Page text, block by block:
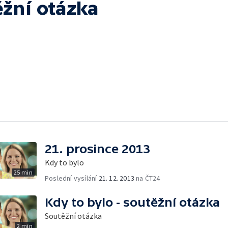
otázka
25 min
21. prosince 2013
Kdy to bylo
Poslední vysílání 21. 12. 2013 na ČT24
2 min
Kdy to bylo - soutěžní otázka
Soutěžní otázka